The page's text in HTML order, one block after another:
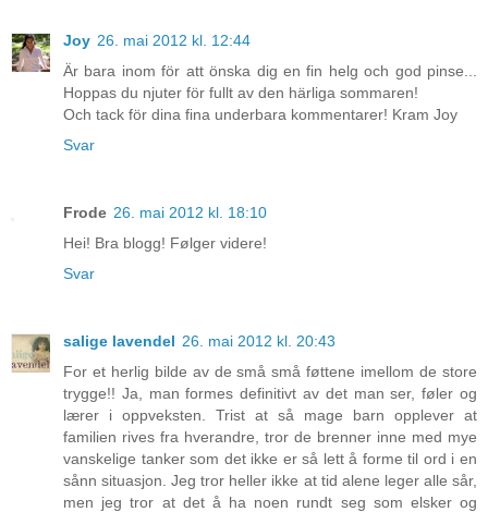
Joy 26. mai 2012 kl. 12:44
Är bara inom för att önska dig en fin helg och god pinse...
Hoppas du njuter för fullt av den härliga sommaren!
Och tack för dina fina underbara kommentarer! Kram Joy
Svar
Frode 26. mai 2012 kl. 18:10
Hei! Bra blogg! Følger videre!
Svar
salige lavendel 26. mai 2012 kl. 20:43
For et herlig bilde av de små små føttene imellom de store
trygge!! Ja, man formes definitivt av det man ser, føler og
lærer i oppveksten. Trist at så mage barn opplever at
familien rives fra hverandre, tror de brenner inne med mye
vanskelige tanker som det ikke er så lett å forme til ord i en
sånn situasjon. Jeg tror heller ikke at tid alene leger alle sår,
men jeg tror at det å ha noen rundt seg som elsker og